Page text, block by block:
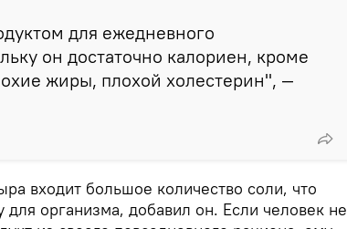
для ежедневного
он достаточно калориен, кроме
жиры, плохой холестерин", —
входит большое количество соли, что
для организма, добавил он. Если человек не